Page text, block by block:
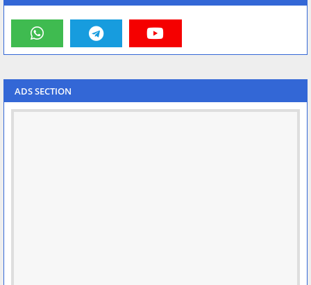
ADS SECTION